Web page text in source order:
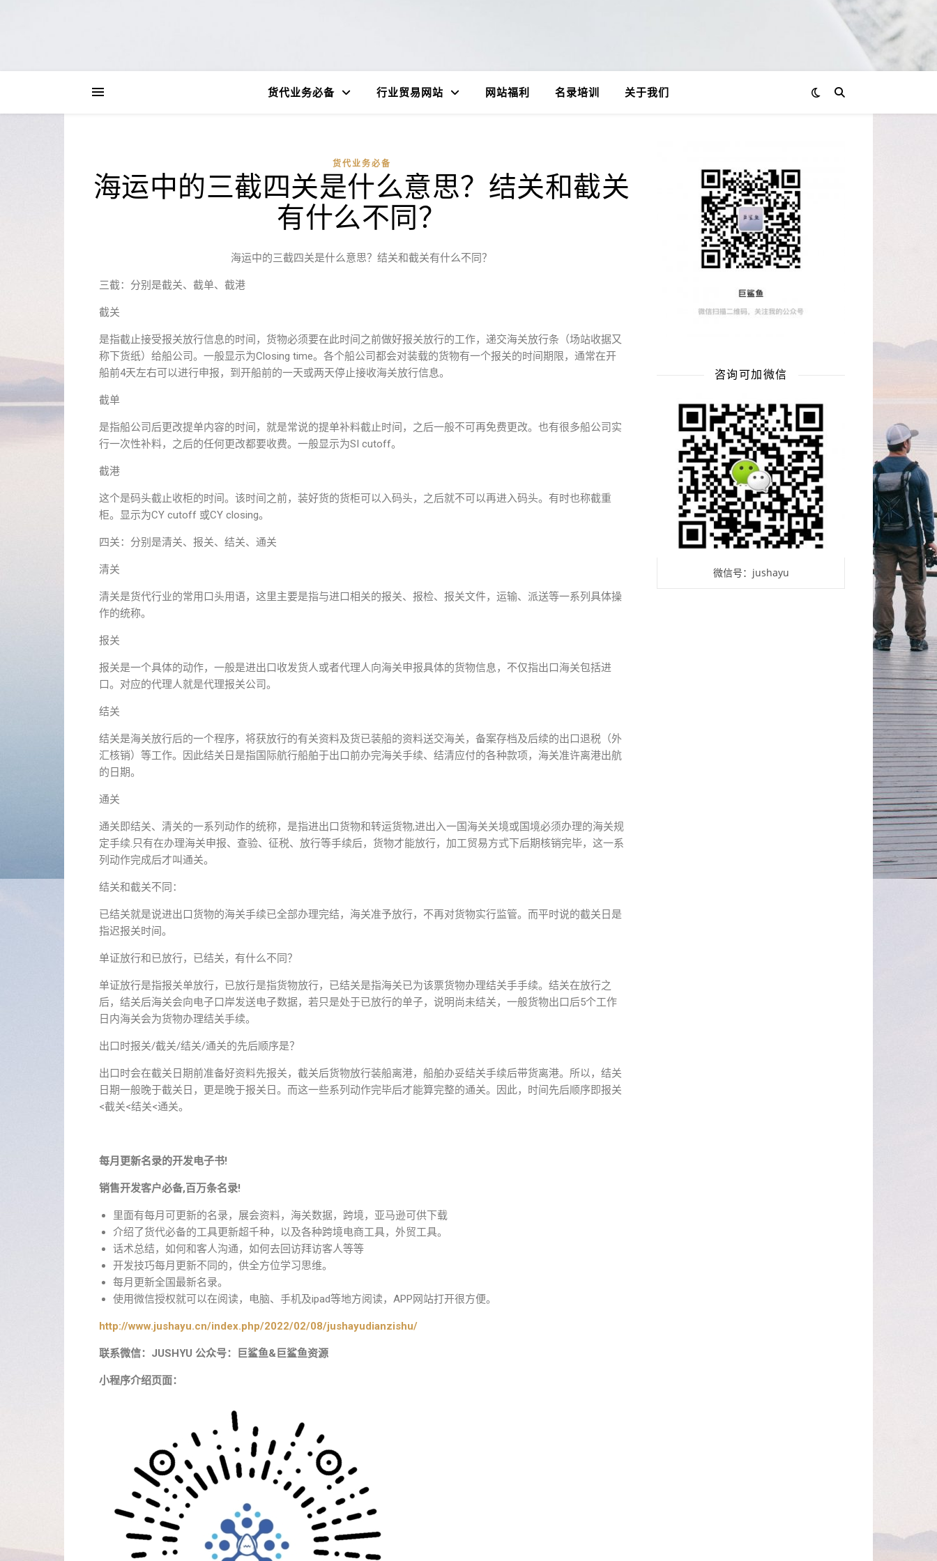
货代业务必备 行业贸易网站 网站福利 名录培训 关于我们
货代业务必备
海运中的三截四关是什么意思？结关和截关
有什么不同？
海运中的三截四关是什么意思？结关和截关有什么不同？
三截：分别是截关、截单、截港
截关
是指截止接受报关放行信息的时间，货物必须要在此时间之前做好报关放行的工作，递交海关放行条（场站收据又
称下货纸）给船公司。一般显示为Closing time。各个船公司都会对装载的货物有一个报关的时间期限，通常在开
船前4天左右可以进行申报，到开船前的一天或两天停止接收海关放行信息。
截单
是指船公司后更改提单内容的时间，就是常说的提单补料截止时间，之后一般不可再免费更改。也有很多船公司实
行一次性补料，之后的任何更改都要收费。一般显示为SI cutoff。
截港
这个是码头截止收柜的时间。该时间之前，装好货的货柜可以入码头，之后就不可以再进入码头。有时也称截重
柜。显示为CY cutoff 或CY closing。
四关：分别是清关、报关、结关、通关
清关
清关是货代行业的常用口头用语，这里主要是指与进口相关的报关、报检、报关文件，运输、派送等一系列具体操
作的统称。
报关
报关是一个具体的动作，一般是进出口收发货人或者代理人向海关申报具体的货物信息，不仅指出口海关包括进
口。对应的代理人就是代理报关公司。
结关
结关是海关放行后的一个程序，将获放行的有关资料及货已装船的资料送交海关，备案存档及后续的出口退税（外
汇核销）等工作。因此结关日是指国际航行船舶于出口前办完海关手续、结清应付的各种款项，海关准许离港出航
的日期。
通关
通关即结关、清关的一系列动作的统称，是指进出口货物和转运货物,进出入一国海关关境或国境必须办理的海关规
定手续.只有在办理海关申报、查验、征税、放行等手续后，货物才能放行，加工贸易方式下后期核销完毕，这一系
列动作完成后才叫通关。
结关和截关不同：
已结关就是说进出口货物的海关手续已全部办理完结，海关准予放行，不再对货物实行监管。而平时说的截关日是
指迟报关时间。
单证放行和已放行，已结关，有什么不同？
单证放行是指报关单放行，已放行是指货物放行，已结关是指海关已为该票货物办理结关手手续。结关在放行之
后，结关后海关会向电子口岸发送电子数据，若只是处于已放行的单子，说明尚未结关，一般货物出口后5个工作
日内海关会为货物办理结关手续。
出口时报关/截关/结关/通关的先后顺序是？
出口时会在截关日期前准备好资料先报关，截关后货物放行装船离港，船舶办妥结关手续后带货离港。所以，结关
日期一般晚于截关日，更是晚于报关日。而这一些系列动作完毕后才能算完整的通关。因此，时间先后顺序即报关
<截关<结关<通关。
每月更新名录的开发电子书!
销售开发客户必备,百万条名录!
里面有每月可更新的名录，展会资料，海关数据，跨境，亚马逊可供下载
介绍了货代必备的工具更新超千种，以及各种跨境电商工具，外贸工具。
话术总结，如何和客人沟通，如何去回访拜访客人等等
开发技巧每月更新不同的，供全方位学习思维。
每月更新全国最新名录。
使用微信授权就可以在阅读，电脑、手机及ipad等地方阅读，APP网站打开很方便。
http://www.jushayu.cn/index.php/2022/02/08/jushayudianzishu/
联系微信：JUSHYU 公众号：巨鲨鱼&巨鲨鱼资源
小程序介绍页面：
咨询可加微信
微信号：jushayu